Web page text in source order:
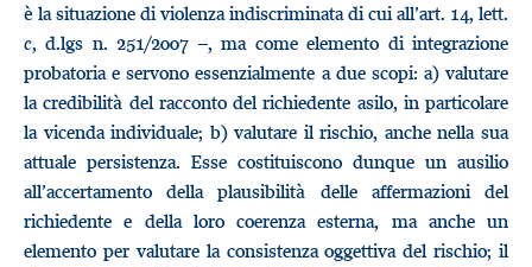
è la situazione di violenza indiscriminata di cui all’art. 14, lett.
c, d.lgs n. 251/2007 –, ma come elemento di integrazione
probatoria e servono essenzialmente a due scopi: a) valutare
la credibilità del racconto del richiedente asilo, in particolare
la vicenda individuale; b) valutare il rischio, anche nella sua
attuale persistenza. Esse costituiscono dunque un ausilio
all’accertamento della plausibilità delle affermazioni del
richiedente e della loro coerenza esterna, ma anche un
elemento per valutare la consistenza oggettiva del rischio; il